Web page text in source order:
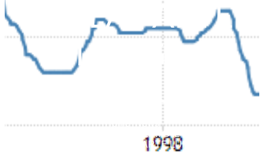
SULLA PARTE
LUNGA
DELLA CURVA
Home
News
BANCHE CENTRALI E’ INIZIATO IL COUNT
DOWN: EFFETTI SULLA PARTE LUNGA DELLA